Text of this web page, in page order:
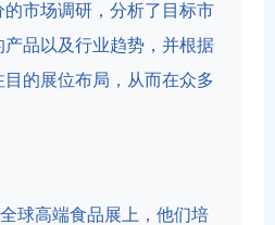
市场调研，分析了目标市
品以及行业趋势，并根据
的展位布局，从而在众多
球高端食品展上，他们培